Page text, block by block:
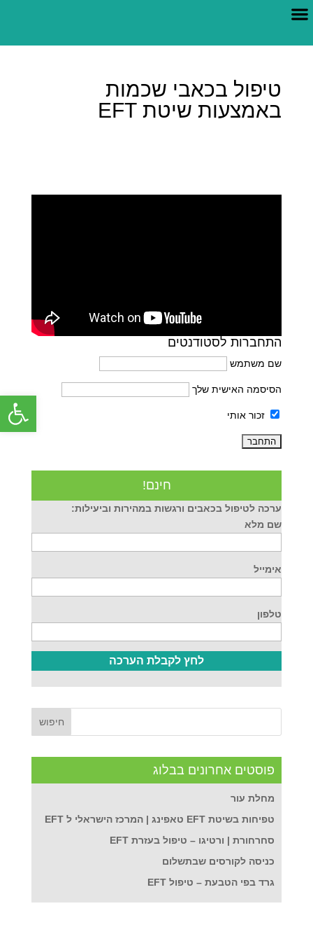
פתח
טיפול בכאבי שכמות
באמצעות שיטת EFT
התחברות לסטודנטים
שם משתמש
הסיסמה האישית שלך
זכור אותי
חינם!
ערכה לטיפול בכאבים ורגשות במהירות וביעילות:
שם מלא
אימייל
טלפון
פוסטים אחרונים בבלוג
מחלת עור
טפיחות בשיטת EFT טאפינג | המרכז הישראלי ל EFT
סחרחורת | ורטיגו – טיפול בעזרת EFT
כניסה לקורסים שבתשלום
גרד בפי הטבעת – טיפול EFT